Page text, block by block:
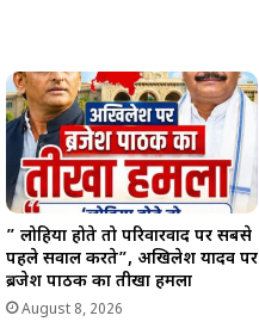
” लोहिया होते तो परिवारवाद पर सबसे
पहले सवाल करते”, अखिलेश यादव पर
ब्रजेश पाठक का तीखा हमला
August 8, 2026